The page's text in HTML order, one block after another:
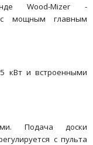
Wood-Mizer -
с мощным главным
кВт и встроенными
Подача доски
с пульта